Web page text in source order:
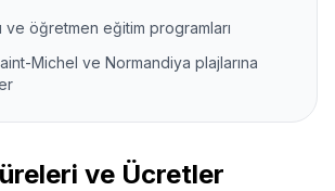
ve öğretmen eğitim programları
Michel ve Normandiya plajlarına
ve Ücretler